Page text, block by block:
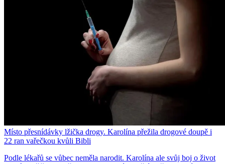
Místo přesnídávky lžička drogy. Karolína přežila drogové doupě i
22 ran vařečkou kvůli Bibli
Podle lékařů se vůbec neměla narodit. Karolína ale svůj boj o život